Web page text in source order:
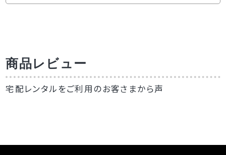
商品レビュー
宅配レンタルをご利用のお客さまから声